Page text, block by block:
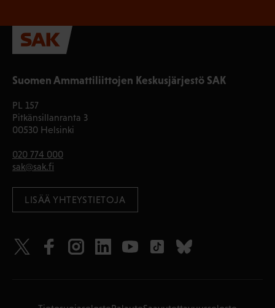
Suomen Ammattiliittojen Keskusjärjestö SAK
PL 157
Pitkänsillanranta 3
00530 Helsinki
020 774 000
sak@sak.fi
LISÄÄ YHTEYSTIETOJA